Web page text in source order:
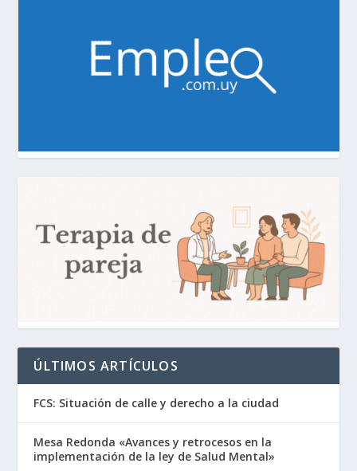
ÚLTIMOS ARTÍCULOS
FCS: Situación de calle y derecho a la ciudad
Mesa Redonda «Avances y retrocesos en la
implementación de la ley de Salud Mental»